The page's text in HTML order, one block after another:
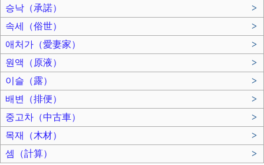
승낙（承諾）
>
속세（俗世）
>
애처가（愛妻家）
>
원액（原液）
>
이슬（露）
>
배변（排便）
>
중고차（中古車）
>
목재（木材）
>
셈（計算）
>